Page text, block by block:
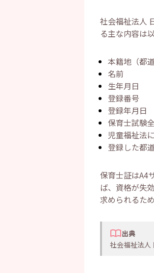
社会福祉法人
る主な内容は
本籍地（都道
名前
生年月日
登録番号
登録年月日
保育士試験
児童福祉法
登録した都
保育士証はA4
ば、資格が失
求められるた
出典
社会福祉法人